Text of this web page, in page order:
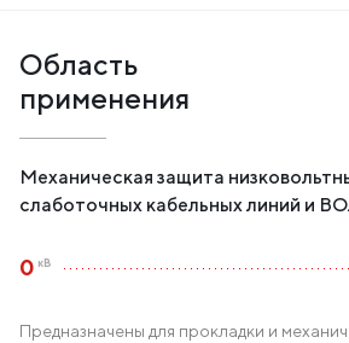
Область
применения
Механическая защита
слаботочных кабельных линий и
0 кВ
Предназначены для прокладки и